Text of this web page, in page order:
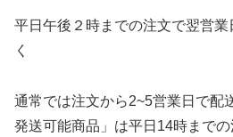
平日午後２時までの注文で翌営
く
通常では注文から2~5営業日で配
発送可能商品」は平日14時まで